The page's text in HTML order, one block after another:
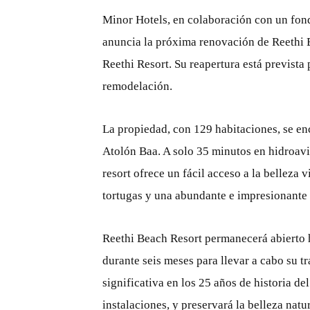
Minor Hotels, en colaboración con un
anuncia la próxima renovación de
Reethi Resort. Su reapertura está
remodelación.
La propiedad, con 129 habitaciones, se
Atolón Baa. A solo 35 minutos en
resort ofrece un fácil acceso a la belleza
tortugas y una abundante e
Reethi Beach Resort permanecerá
durante seis meses para llevar a cabo su
significativa en los 25 años de historia
instalaciones, y preservará la belleza